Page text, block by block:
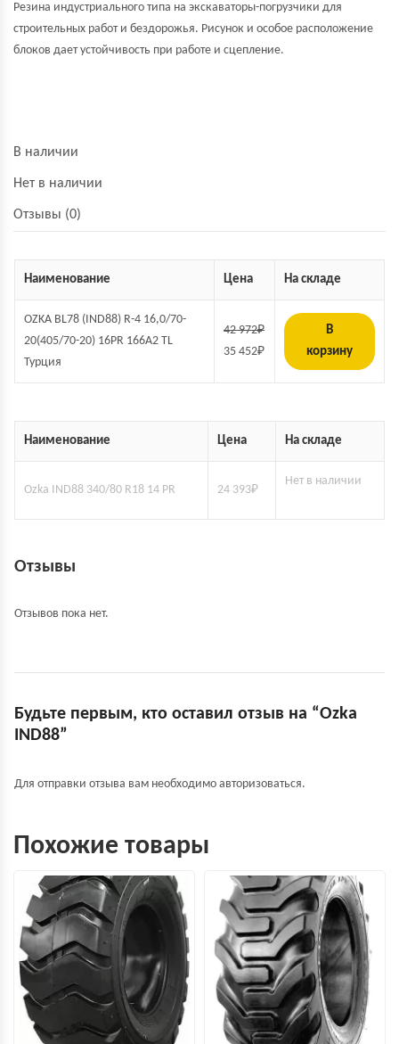
Резина индустриального типа на экскаваторы-погрузчики для
строительных работ и бездорожья. Рисунок и особое расположение
блоков дает устойчивость при работе и сцепление.
В наличии
Нет в наличии
Отзывы (0)
Наименование Цена На складе
OZKA BL78 (IND88) R-4 16,0/70-
20(405/70-20) 16PR 166A2 TL
Турция
42 972₽
35 452₽
В
корзину
Наименование Цена На складе
Ozka IND88 340/80 R18 14 PR 24 393₽
Нет в наличии
Отзывы
Отзывов пока нет.
Будьте первым, кто оставил отзыв на “Ozka
IND88”
Для отправки отзыва вам необходимо авторизоваться.
Похожие товары